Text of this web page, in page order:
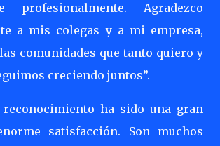
profesionalmente. Agradezco
a mis colegas y a mi empresa,
comunidades que tanto quiero y
creciendo juntos”.
reconocimiento ha sido una gran
satisfacción. Son muchos